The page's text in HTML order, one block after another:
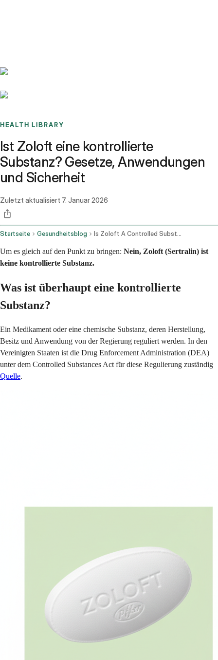
HEALTH LIBRARY
Ist Zoloft eine kontrollierte
Substanz? Gesetze, Anwendungen
und Sicherheit
Zuletzt aktualisiert 7. Januar 2026
Startseite Gesundheitsblog Is Zoloft A Controlled Substance
Um es gleich auf den Punkt zu bringen: Nein, Zoloft (Sertralin) ist
keine kontrollierte Substanz.
Was ist überhaupt eine kontrollierte
Substanz?
Ein Medikament oder eine chemische Substanz, deren Herstellung,
Besitz und Anwendung von der Regierung reguliert werden. In den
Vereinigten Staaten ist die Drug Enforcement Administration (DEA)
unter dem Controlled Substances Act für diese Regulierung zuständig
Quelle.